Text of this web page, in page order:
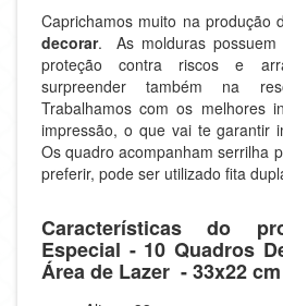
Caprichamos muito na produção
decorar. As molduras possuem
proteção contra riscos e
surpreender também na
Trabalhamos com os melhores
impressão, o que vai te garantir
Os quadro acompanham serrilha
preferir, pode ser utilizado fita
Características do
Especial - 10 Quadros
Área de Lazer - 33x22 cm